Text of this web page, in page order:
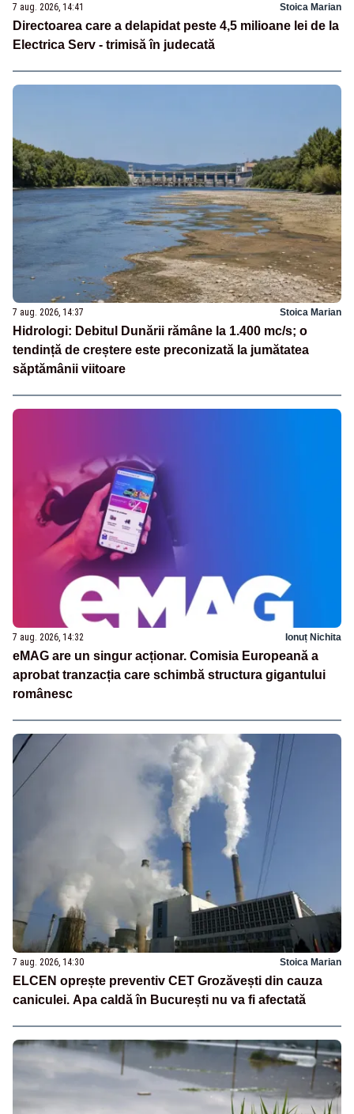
7 aug. 2026, 14:41 Stoica Marian
Directoarea care a delapidat peste 4,5 milioane lei de la
Electrica Serv - trimisă în judecată
7 aug. 2026, 14:37 Stoica Marian
Hidrologi: Debitul Dunării rămâne la 1.400 mc/s; o
tendință de creștere este preconizată la jumătatea
săptămânii viitoare
7 aug. 2026, 14:32 Ionuț Nichita
eMAG are un singur acționar. Comisia Europeană a
aprobat tranzacția care schimbă structura gigantului
românesc
7 aug. 2026, 14:30 Stoica Marian
ELCEN oprește preventiv CET Grozăvești din cauza
caniculei. Apa caldă în București nu va fi afectată